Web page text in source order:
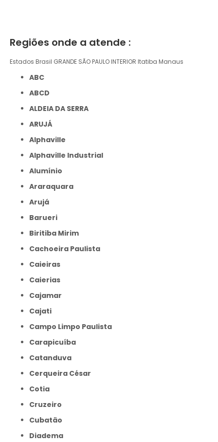
Regiões onde a atende :
Estados Brasil GRANDE SÃO PAULO INTERIOR Itatiba Manaus
ABC
ABCD
ALDEIA DA SERRA
ARUJÁ
Alphaville
Alphaville Industrial
Alumínio
Araraquara
Arujá
Barueri
Biritiba Mirim
Cachoeira Paulista
Caieiras
Caierias
Cajamar
Cajati
Campo Limpo Paulista
Carapicuíba
Catanduva
Cerqueira César
Cotia
Cruzeiro
Cubatão
Diadema